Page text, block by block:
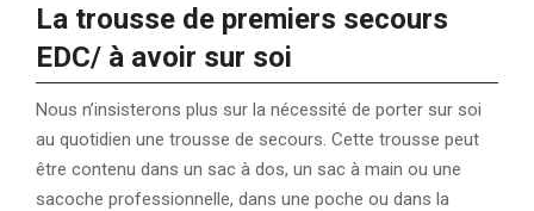
La trousse de premiers secours
EDC/ à avoir sur soi
Nous n’insisterons plus sur la nécessité de porter sur soi
au quotidien une trousse de secours. Cette trousse peut
être contenu dans un sac à dos, un sac à main ou une
sacoche professionnelle, dans une poche ou dans la